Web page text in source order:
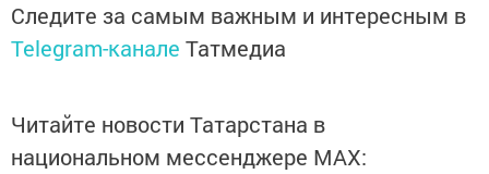
Следите за самым важным и интересным в
Telegram-канале Татмедиа
Читайте новости Татарстана в
национальном мессенджере MАХ: